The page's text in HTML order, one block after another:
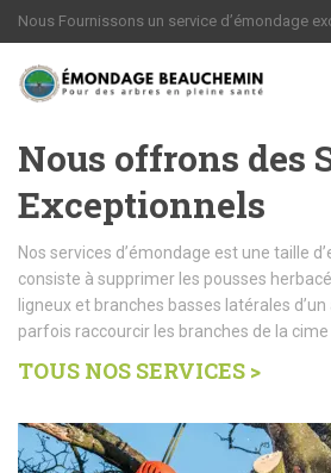
Nous Fournissons un service d’émondage
Nous offrons des
Exceptionnels
Nos services d’émondage est une taille
consiste à supprimer les pousses
ligneux et branches basses latérales
parfois raccourcir les branches de la cime
TOUS NOS SERVICES >